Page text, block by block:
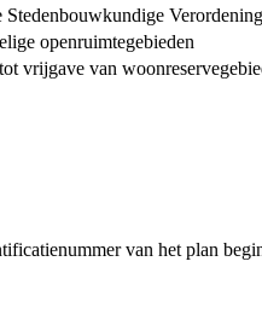
Stedenbouwkundige Verordening
openruimtegebieden
vrijgave van
van het plan